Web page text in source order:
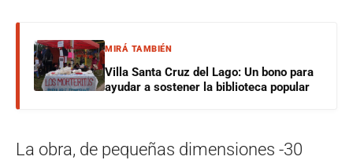
MIRÁ TAMBIÉN
Villa Santa Cruz del Lago: Un bono para
ayudar a sostener la biblioteca popular
La obra, de pequeñas dimensiones -30